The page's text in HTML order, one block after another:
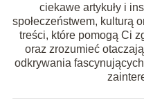
ciekawe artykuły i
społeczeństwem, kulturą
treści, które pomogą Ci
oraz zrozumieć
odkrywania